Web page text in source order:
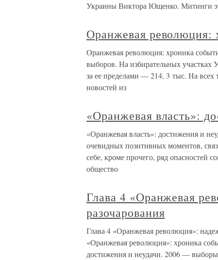
Украины Виктора Ющенко. Митинги
Оранжевая революция:
Оранжевая революция: хроника
выборов. На избирательных участках
за ее пределами — 214, 3 тыс. На всех
новостей из
«Оранжевая власть»:
«Оранжевая власть»: достижения и
очевидных позитивных моментов,
себе, кроме прочего, ряд опасностей
общество
Глава 4 «Оранжевая
разочарования
Глава 4 «Оранжевая революция»:
«Оранжевая революция»: хроника
достижения и неудачи. 2006 —